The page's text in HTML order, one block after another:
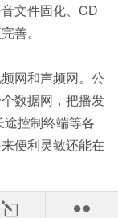
文件固化、CD
善。
网和声频网。公
数据网，把播发
控制终端等各
便利灵敏还能在
l 